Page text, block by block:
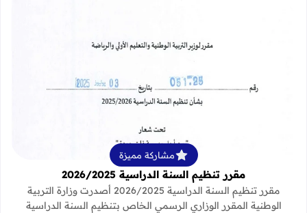
قراءة المزيد عن مقرر تنظيم السنة الدراسية
مشاركة مميزة
مقرر تنظيم السنة الدراسية 2026/2025
مقرر تنظيم السنة الدراسية 2026/2025 أصدرت وزارة التربية
الوطنية المقرر الوزاري الرسمي الخاص بتنظيم السنة الدراسية